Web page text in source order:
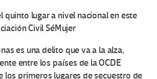
quinto lugar a nivel nacional en este
Civil SéMujer
es una delito que va a la alza,
entre los países de la OCDE
los primeros lugares de secuestro de